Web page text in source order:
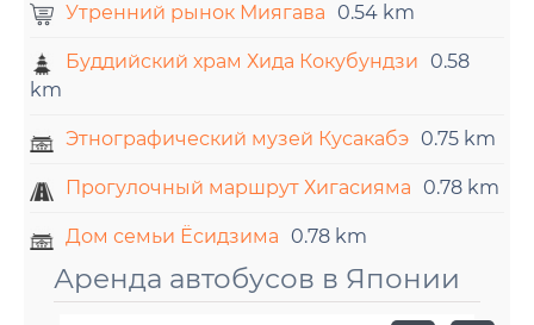
Утренний рынок Миягава 0.54 km
Буддийский храм Хида Кокубундзи 0.58
km
Этнографический музей Кусакабэ 0.75 km
Прогулочный маршрут Хигасияма 0.78 km
Дом семьи Ёсидзима 0.78 km
Аренда автобусов в Японии